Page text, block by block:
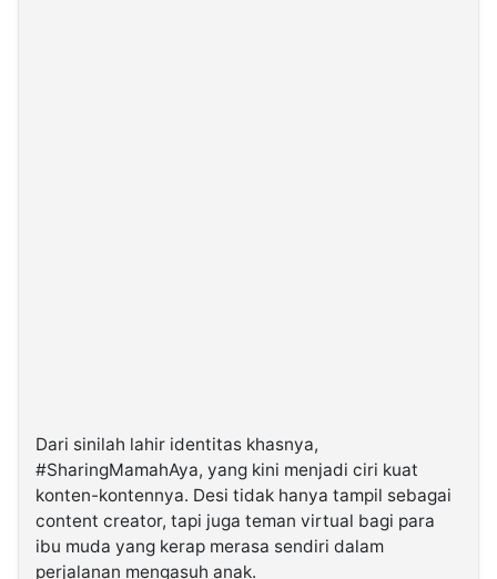
Dari sinilah lahir identitas khasnya,
#SharingMamahAya, yang kini menjadi ciri kuat
konten-kontennya. Desi tidak hanya tampil sebagai
content creator, tapi juga teman virtual bagi para
ibu muda yang kerap merasa sendiri dalam
perjalanan mengasuh anak.